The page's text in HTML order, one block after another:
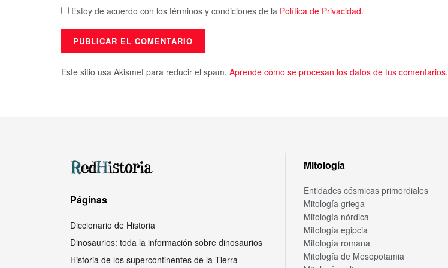
Estoy de acuerdo con los términos y condiciones de la Política de Privacidad.
Este sitio usa Akismet para reducir el spam. Aprende cómo se procesan los datos de tus comentarios.
Páginas
Diccionario de Historia
Dinosaurios: toda la información sobre dinosaurios
Historia de los supercontinentes de la Tierra
Mitología
Entidades cósmicas primordiales
Mitología griega
Mitología nórdica
Mitología egipcia
Mitología romana
Mitología de Mesopotamia